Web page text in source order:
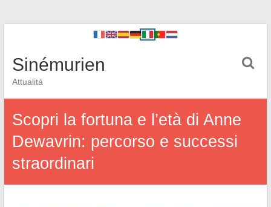
Sinémurien
Attualità
Scopri la fortuna e l’età di Anne
Dewavrin: percorso e successi
straordinari